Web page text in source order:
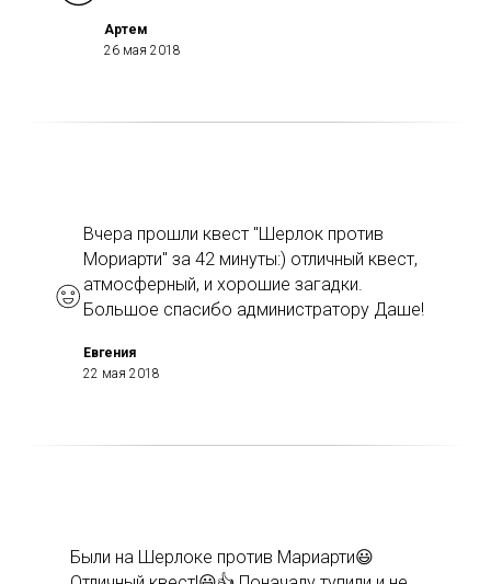
Артем
26 мая 2018
Вчера прошли квест "Шерлок против
Мориарти" за 42 минуты:) отличный квест,
атмосферный, и хорошие загадки.
Большое спасибо администратору Даше!
Евгения
22 мая 2018
Были на Шерлоке против Мариарти😃